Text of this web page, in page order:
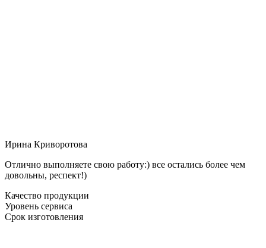
Ирина Криворотова
Отлично выполняете свою работу:) все остались более чем
довольны, респект!)
Качество продукции
Уровень сервиса
Срок изготовления